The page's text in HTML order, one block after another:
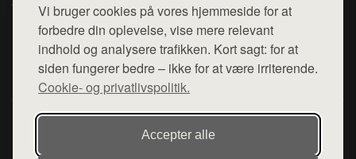
Vi bruger cookies på vores hjemmeside for at
forbedre din oplevelse, vise mere relevant
indhold og analysere trafikken. Kort sagt: for at
siden fungerer bedre – ikke for at være irriterende.
Cookie- og privatlivspolitik.
Accepter alle
Top Rabatter
Blog
Kontakt
Mail: hej@want.dk
Cookie- og privatlivspolitik
Denne side er en del af want.dk, der udgiver en række
hjemmesider med præsentation af forskellige produkter fra